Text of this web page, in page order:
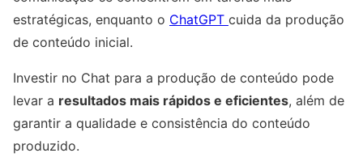
estratégicas, enquanto o ChatGPT cuida da produção
de conteúdo inicial.
Investir no Chat para a produção de conteúdo pode
levar a resultados mais rápidos e eficientes, além de
garantir a qualidade e consistência do conteúdo
produzido.